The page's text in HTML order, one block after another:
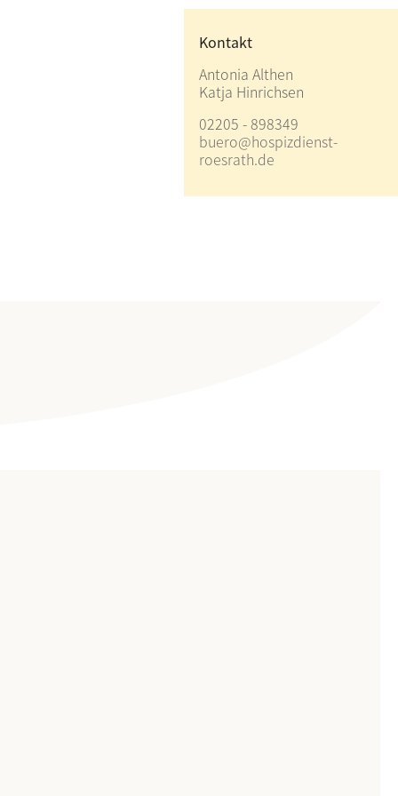
Kontakt
Antonia Althen
Katja Hinrichsen
02205 - 898349
buero@hospizdienst-
roesrath.de